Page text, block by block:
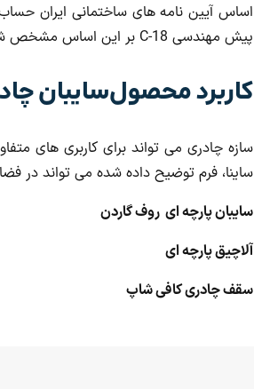
اساس آیین نامه های ساختمانی ایران
پیش مهندسی C-18 بر این اساس مشخص شده است.
کاربرد محصول سایبان
سازه چادری می تواند برای کاربری های
ساینا، فرم توضیح داده شده می تواند در
سایبان پارچه ای روف گاردن
آلاچیق پارچه ای
سقف چادری کافی شاپ